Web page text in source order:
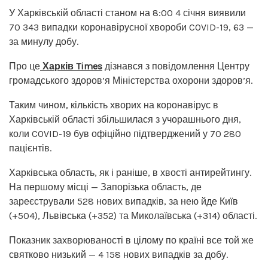
У Харківській області станом на 8:00 4 січня виявили
70 343 випадки коронавірусної хвороби COVID-19, 63 —
за минулу добу.
Про це Харків Times дізнався з повідомлення Центру
громадського здоров’я Міністерства охорони здоров’я.
Таким чином, кількість хворих на коронавірус в
Харківській області збільшилася з учорашнього дня,
коли COVID-19 був офіційно підтверджений у 70 280
пацієнтів.
Харківська область, як і раніше, в хвості антирейтингу.
На першому місці — Запорізька область, де
зареєстрували 528 нових випадків, за нею йде Київ
(+504), Львівська (+352) та Миколаївська (+314) області.
Показник захворюваності в цілому по країні все той же
святково низький — 4 158 нових випадків за добу.